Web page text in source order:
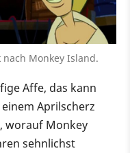
Monkey Island.
Affe, das kann
Aprilscherz
worauf Monkey
sehnlichst